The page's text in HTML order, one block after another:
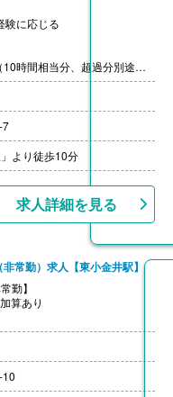
験に応じる
10時間相当分、超過分別途支
・4月) ※評価・業績によって
途、処遇改善金等（各60,00
給）
7
より徒歩10分
求人詳細を見る
常勤）求人【東小金井駅】
勤】
算あり